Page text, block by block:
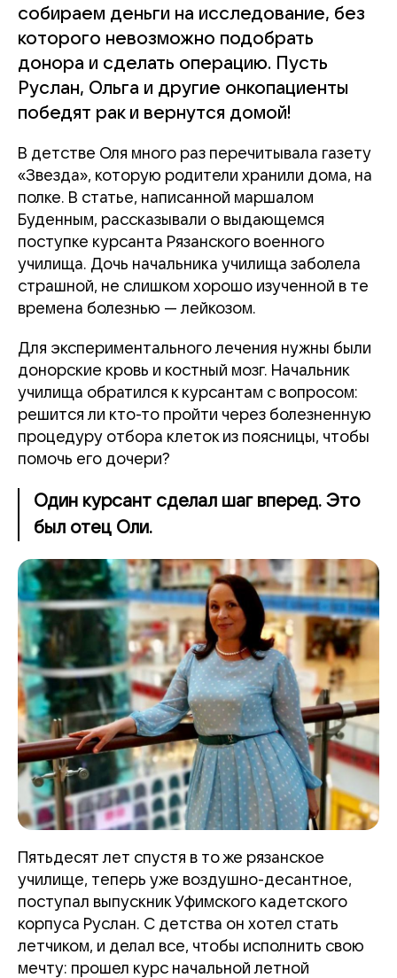
собираем деньги на исследование, без
которого невозможно подобрать
донора и сделать операцию. Пусть
Руслан, Ольга и другие онкопациенты
победят рак и вернутся домой!
В детстве Оля много раз перечитывала газету
«Звезда», которую родители хранили дома, на
полке. В статье, написанной маршалом
Буденным, рассказывали о выдающемся
поступке курсанта Рязанского военного
училища. Дочь начальника училища заболела
страшной, не слишком хорошо изученной в те
времена болезнью — лейкозом.
Для экспериментального лечения нужны были
донорские кровь и костный мозг. Начальник
училища обратился к курсантам с вопросом:
решится ли кто-то пройти через болезненную
процедуру отбора клеток из поясницы, чтобы
помочь его дочери?
Один курсант сделал шаг вперед. Это
был отец Оли.
Пятьдесят лет спустя в то же рязанское
училище, теперь уже воздушно-десантное,
поступал выпускник Уфимского кадетского
корпуса Руслан. С детства он хотел стать
летчиком, и делал все, чтобы исполнить свою
мечту: прошел курс начальной летной